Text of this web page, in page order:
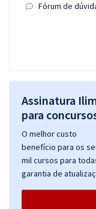
Fórum de
Assinatura
para
O melhor custo
benefício para os
mil cursos para
garantia de